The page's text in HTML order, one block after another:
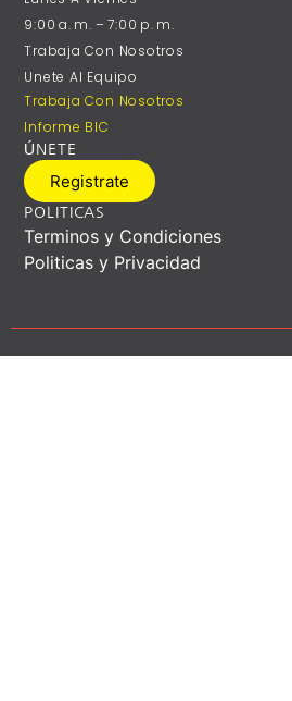
9:00 A. M. – 7:00 P. M.
Trabaja Con Nosotros
Unete Al Equipo
Trabaja Con Nosotros
Informe BIC
ÚNETE
Registrate
POLITICAS
Terminos y Condiciones
Politicas y Privacidad